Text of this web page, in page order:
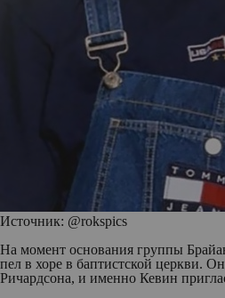
Источник: @rokspics
На момент основания группы
пел в хоре в баптистской церкви.
Ричардсона, и именно Кевин